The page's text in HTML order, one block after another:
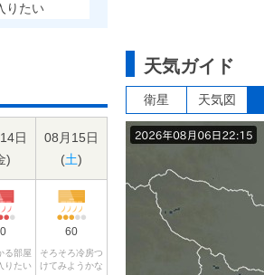
りたい
日
)
08月15日
(土)
る部屋
りたい
60
そろそろ冷房つ
けてみようかな
天気ガイド
衛星 天気図